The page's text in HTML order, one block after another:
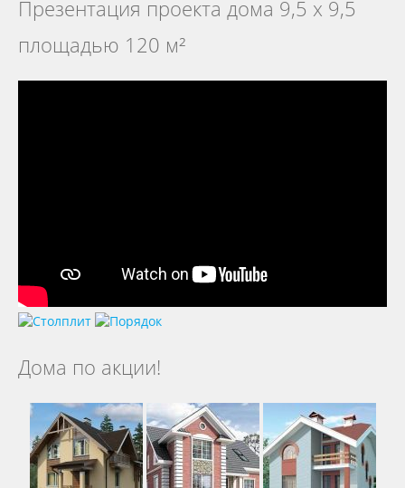
Презентация проекта дома 9,5 х 9,5
площадью 120 м²
Дома по акции!